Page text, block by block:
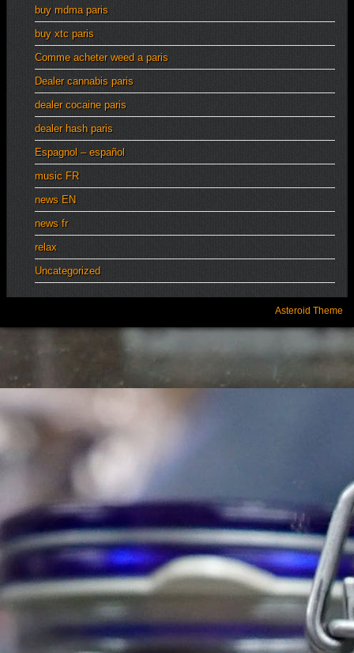
buy mdma paris
buy xtc paris
Comme acheter weed a paris
Dealer cannabis paris
dealer cocaine paris
dealer hash paris
Espagnol – español
music FR
news EN
news fr
relax
Uncategorized
Asteroid Theme